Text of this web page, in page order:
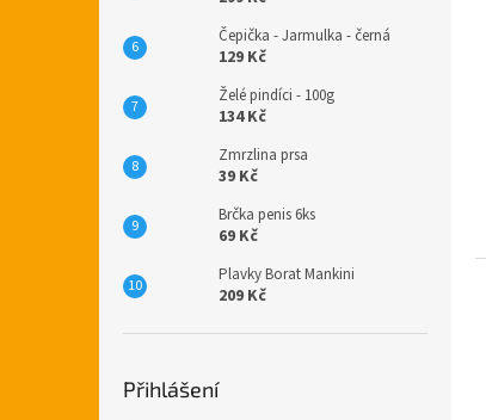
Čepička - Jarmulka - černá
129 Kč
Želé pindíci - 100g
134 Kč
Zmrzlina prsa
39 Kč
Brčka penis 6ks
69 Kč
Plavky Borat Mankini
209 Kč
Přihlášení